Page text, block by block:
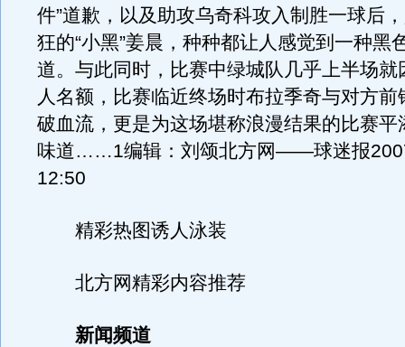
件”道歉，以及助攻乌奇科攻入制胜一球后
狂的“小黑”姜晨，种种都让人感觉到一种黑
道。与此同时，比赛中绿城队几乎上半场就
人名额，比赛临近终场时布拉季奇与对方前
破血流，更是为这场堪称浪漫结果的比赛平
味道……1编辑：刘颂北方网——球迷报
12:50
精彩热图诱人泳装
北方网精彩内容推荐
新闻频道